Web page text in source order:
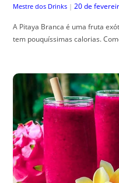
Mestre dos Drinks | 20 de
A Pitaya Branca é uma fruta
tem pouquíssimas calorias.